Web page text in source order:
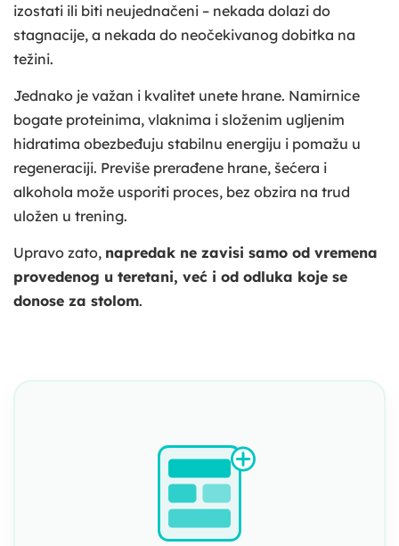
izostati ili biti neujednačeni – nekada dolazi do
stagnacije, a nekada do neočekivanog dobitka na
težini.
Jednako je važan i kvalitet unete hrane. Namirnice
bogate proteinima, vlaknima i složenim ugljenim
hidratima obezbeđuju stabilnu energiju i pomažu u
regeneraciji. Previše prerađene hrane, šećera i
alkohola može usporiti proces, bez obzira na trud
uložen u trening.
Upravo zato, napredak ne zavisi samo od vremena
provedenog u teretani, već i od odluka koje se
donose za stolom.